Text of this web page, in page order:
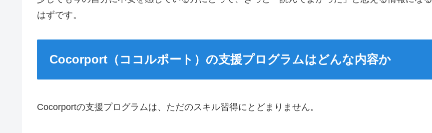
はずです。
Cocorport（ココルポート）の支援プログラムはどんな内容か
Cocorportの支援プログラムは、ただのスキル習得にとどまりません。